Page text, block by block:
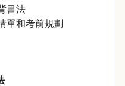
書法
單和考前規劃